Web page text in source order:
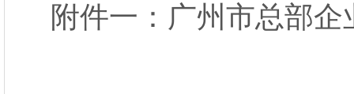
附件一：广州市总部